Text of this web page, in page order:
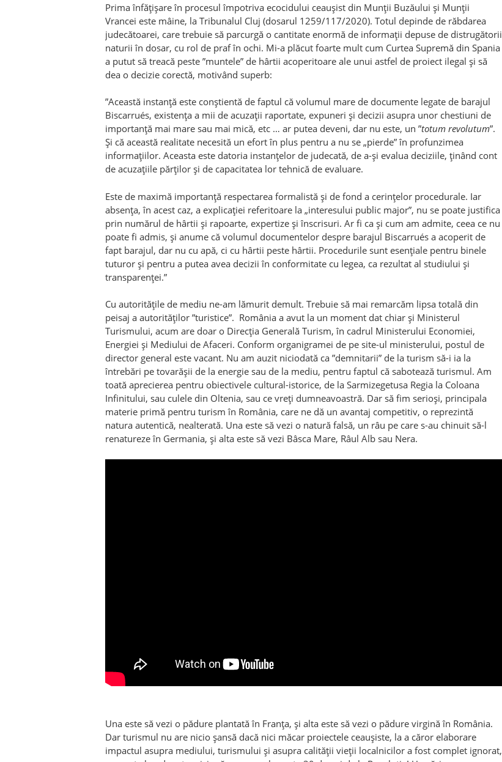
Prima înfățișare în procesul împotriva ecocidului ceaușist din Munții Buzăului și Munții
Vrancei este mâine, la Tribunalul Cluj (dosarul 1259/117/2020). Totul depinde de răbdarea
judecătoarei, care trebuie să parcurgă o cantitate enormă de informații depuse de distrugătorii
naturii în dosar, cu rol de praf în ochi. Mi-a plăcut foarte mult cum Curtea Supremă din Spania
a putut să treacă peste ”muntele” de hârtii acoperitoare ale unui astfel de proiect ilegal și să
dea o decizie corectă, motivând superb:
”Această instanță este conștientă de faptul că volumul mare de documente legate de barajul
Biscarrués, existența a mii de acuzații raportate, expuneri și decizii asupra unor chestiuni de
importanță mai mare sau mai mică, etc … ar putea deveni, dar nu este, un ”totum revolutum”.
Și că această realitate necesită un efort în plus pentru a nu se „pierde” în profunzimea
informațiilor. Aceasta este datoria instanțelor de judecată, de a-și evalua deciziile, ținând cont
de acuzațiile părților și de capacitatea lor tehnică de evaluare.
Este de maximă importanță respectarea formalistă și de fond a cerințelor procedurale. Iar
absența, în acest caz, a explicației referitoare la „interesului public major”, nu se poate justifica
prin numărul de hârtii și rapoarte, expertize și înscrisuri. Ar fi ca și cum am admite, ceea ce nu
poate fi admis, și anume că volumul documentelor despre barajul Biscarrués a acoperit de
fapt barajul, dar nu cu apă, ci cu hârtii peste hârtii. Procedurile sunt esențiale pentru binele
tuturor și pentru a putea avea decizii în conformitate cu legea, ca rezultat al studiului și
transparenței.”
Cu autoritățile de mediu ne-am lămurit demult. Trebuie să mai remarcăm lipsa totală din
peisaj a autorităților ”turistice”. România a avut la un moment dat chiar și Ministerul
Turismului, acum are doar o Direcția Generală Turism, în cadrul Ministerului Economiei,
Energiei și Mediului de Afaceri. Conform organigramei de pe site-ul ministerului, postul de
director general este vacant. Nu am auzit niciodată ca ”demnitarii” de la turism să-i ia la
întrebări pe tovarășii de la energie sau de la mediu, pentru faptul că sabotează turismul. Am
toată aprecierea pentru obiectivele cultural-istorice, de la Sarmizegetusa Regia la Coloana
Infinitului, sau culele din Oltenia, sau ce vreți dumneavoastră. Dar să fim serioși, principala
materie primă pentru turism în România, care ne dă un avantaj competitiv, o reprezintă
natura autentică, nealterată. Una este să vezi o natură falsă, un râu pe care s-au chinuit să-l
renatureze în Germania, și alta este să vezi Bâsca Mare, Râul Alb sau Nera.
Una este să vezi o pădure plantată în Franța, și alta este să vezi o pădure virgină în România.
Dar turismul nu are nicio șansă dacă nici măcar proiectele ceaușiste, la a căror elaborare
impactul asupra mediului, turismului și asupra calității vieții localnicilor a fost complet ignorat,